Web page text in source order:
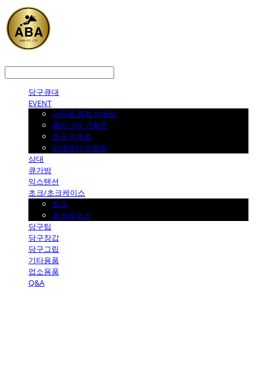
당구큐대
EVENT
사은품 증정 이벤트
몰리나리 기획전
초크 이벤트
프레데터 이벤트
상대
큐가방
익스텐션
초크/초크케이스
초크
초크케이스
당구팁
당구장갑
당구그립
기타용품
업소용품
Q&A